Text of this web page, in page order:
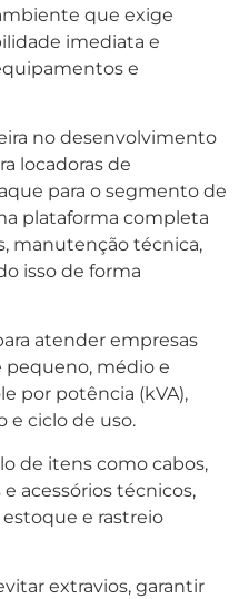
que exige
imediata e
e
no desenvolvimento
locadoras de
para o segmento de
plataforma completa
manutenção técnica,
isso de forma
atender empresas
pequeno, médio e
por potência (kVA),
e ciclo de uso.
de itens como cabos,
acessórios técnicos,
e rastreio
extravios, garantir